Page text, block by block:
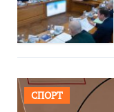
СПОРТ